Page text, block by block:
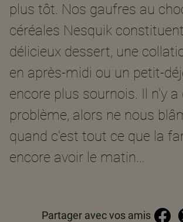
plus tôt. Nos gaufres au
céréales Nesquik
délicieux dessert, une
en après-midi ou un petit-
encore plus sournois. Il n'y a
problème, alors ne nous
quand c'est tout ce que la
encore avoir le matin...
Partager avec vos amis